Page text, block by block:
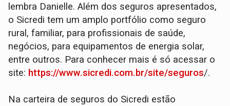
lembra Danielle. Além dos seguros apresentados,
o Sicredi tem um amplo portfólio como seguro
rural, familiar, para profissionais de saúde,
negócios, para equipamentos de energia solar,
entre outros. Para conhecer mais é só acessar o
site: https://www.sicredi.com.br/site/seguros/.
Na carteira de seguros do Sicredi estão